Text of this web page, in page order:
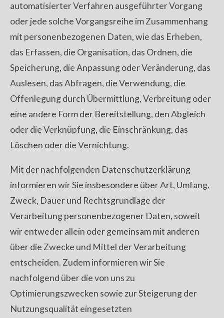
automatisierter Verfahren ausgeführter Vorgang
oder jede solche Vorgangsreihe im Zusammenhang
mit personenbezogenen Daten, wie das Erheben,
das Erfassen, die Organisation, das Ordnen, die
Speicherung, die Anpassung oder Veränderung, das
Auslesen, das Abfragen, die Verwendung, die
Offenlegung durch Übermittlung, Verbreitung oder
eine andere Form der Bereitstellung, den Abgleich
oder die Verknüpfung, die Einschränkung, das
Löschen oder die Vernichtung.
Mit der nachfolgenden Datenschutzerklärung
informieren wir Sie insbesondere über Art, Umfang,
Zweck, Dauer und Rechtsgrundlage der
Verarbeitung personenbezogener Daten, soweit
wir entweder allein oder gemeinsam mit anderen
über die Zwecke und Mittel der Verarbeitung
entscheiden. Zudem informieren wir Sie
nachfolgend über die von uns zu
Optimierungszwecken sowie zur Steigerung der
Nutzungsqualität eingesetzten